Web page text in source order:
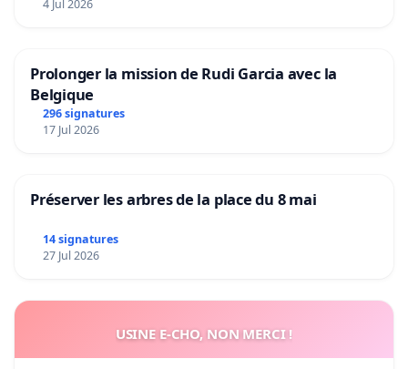
4 Jul 2026
Prolonger la mission de Rudi Garcia avec la
Belgique
296 signatures
17 Jul 2026
Préserver les arbres de la place du 8 mai
14 signatures
27 Jul 2026
USINE E-CHO, NON MERCI !